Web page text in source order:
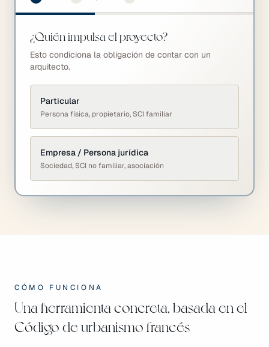
¿Quién impulsa el proyecto?
Esto condiciona la obligación de contar con un
arquitecto.
Particular
Persona física, propietario, SCI familiar
Empresa / Persona jurídica
Sociedad, SCI no familiar, asociación
CÓMO FUNCIONA
Una herramienta concreta, basada en el
Código de urbanismo francés